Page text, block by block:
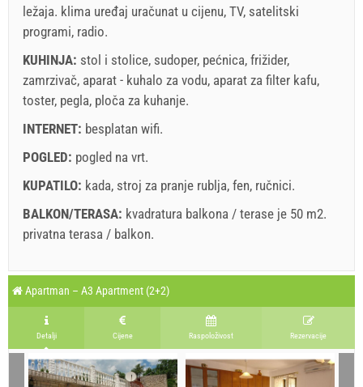
ležaja. klima uređaj uračunat u cijenu, TV, satelitski
programi, radio.
KUHINJA: stol i stolice, sudoper, pećnica, frižider,
zamrzivač, aparat - kuhalo za vodu, aparat za filter kafu,
toster, pegla, ploča za kuhanje.
INTERNET: besplatan wifi.
POGLED: pogled na vrt.
KUPATILO: kada, stroj za pranje rublja, fen, ručnici.
BALKON/TERASA: kvadratura balkona / terase je 50 m2.
privatna terasa / balkon.
A2 Apartment (4+3) : Prices 2026 EUR
Br. osoba
8. aug 2026.
14. aug 2026.
15. aug 2026.
21. aug 2026.
22. aug 2026.
21. dec 2026.
1 - 5
Legenda: termini s pozadinom su rezervirani
2026
SU MO TU WE TH FR SA
1
Polja označena s zvijedicom (*) su obavezna!
Apartman – A3 Apartment (2+2)
Detalji Cijene Raspoloživost Rezervacije